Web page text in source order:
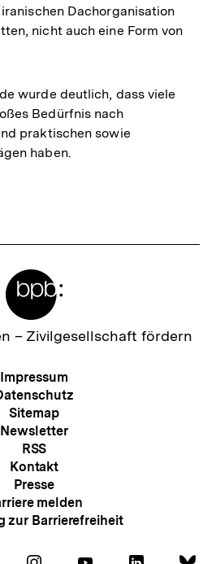
Dachorganisation
nicht auch eine Form von
wurde deutlich, dass viele
Bedürfnis nach
praktischen sowie
haben.
– Zivilgesellschaft fördern
Meta-
Navigation
Impressum
Sitemap
Newsletter
RSS
Kontakt
Presse
melden
zur Barrierefreiheit